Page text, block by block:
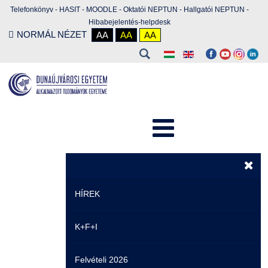
Telefonkönyv - HASIT - MOODLE - Oktatói NEPTUN - Hallgatói NEPTUN -
Hibabejelentés-helpdesk
NORMÁL NÉZET AA AA AA
HÍREK
Hírek
Események
K+F+I
Felvételi 2026